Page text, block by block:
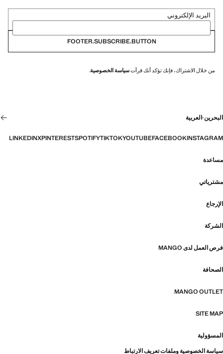
البريد الإلكتروني
FOOTER.SUBSCRIBE.BUTTON
من خلال الاشتراك، فإنك تؤكد أنك قرأتسياسة الخصوصية.
البحرين·العربية
INSTAGRAM
FACEBOOK
YOUTUBE
TIKTOK
SPOTIFY
PINTEREST
X
LINKEDIN
مساعدة
مشترياتي
الإرجاع
الشركة
فرص العمل لدى MANGO
الصحافة
MANGO OUTLET
SITE MAP
المسؤولية
سياسة الخصوصية وملفات تعريف الارتباط